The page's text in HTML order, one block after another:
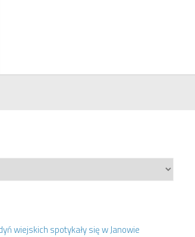
wiejskich spotykały się w Janowie